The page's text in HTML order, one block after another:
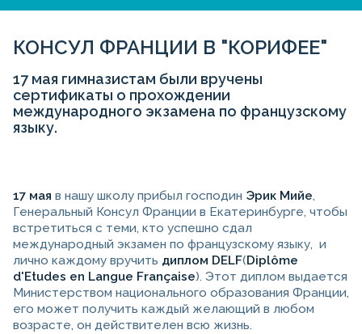
КОНСУЛ ФРАНЦИИ В "КОРИФЕЕ"
17 мая гимназистам были вручены
сертификаты о прохождении
международного экзамена по французскому
языку.
17 мая в нашу школу прибыл господин Эрик Мийе,
Генеральный Консул Франции в Екатеринбурге, чтобы
встретиться с теми, кто успешно сдал
международный экзамен по французскому языку, и
лично каждому вручить диплом DELF(Diplôme
d'Etudes en Langue Française). Этот диплом выдается
Министерством национального образования Франции,
его может получить каждый желающий в любом
возрасте, он действителен всю жизнь.